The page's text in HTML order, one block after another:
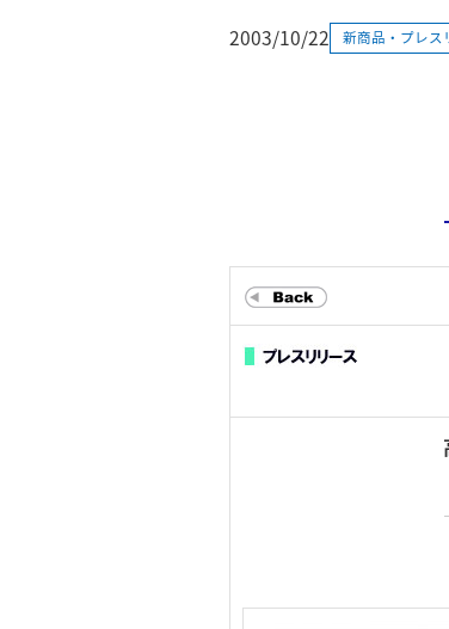
2003/10/22 新商品・プレス